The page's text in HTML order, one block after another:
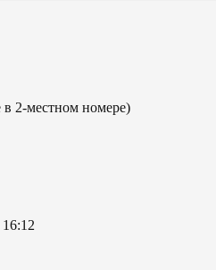
2-местном номере)